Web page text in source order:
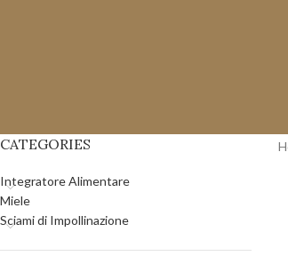
CATEGORIES
Integratore Alimentare
Miele
Sciami di Impollinazione